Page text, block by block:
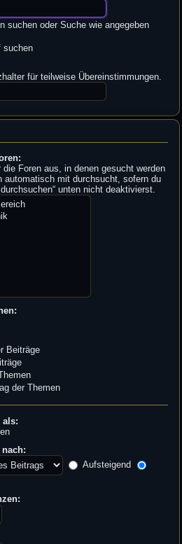
suchen oder Suche wie angegeben
suchen
für teilweise Übereinstimmungen.
die Foren aus, in denen gesucht werden
automatisch mit durchsucht, sofern du
unten nicht deaktivierst.
Beiträge
der Themen
als:
Aufsteigend